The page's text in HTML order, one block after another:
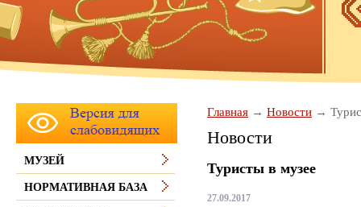
Главная Новости
Новости
Туристы в музее
27.09.2017
МУЗЕЙ
НОРМАТИВНАЯ БАЗА